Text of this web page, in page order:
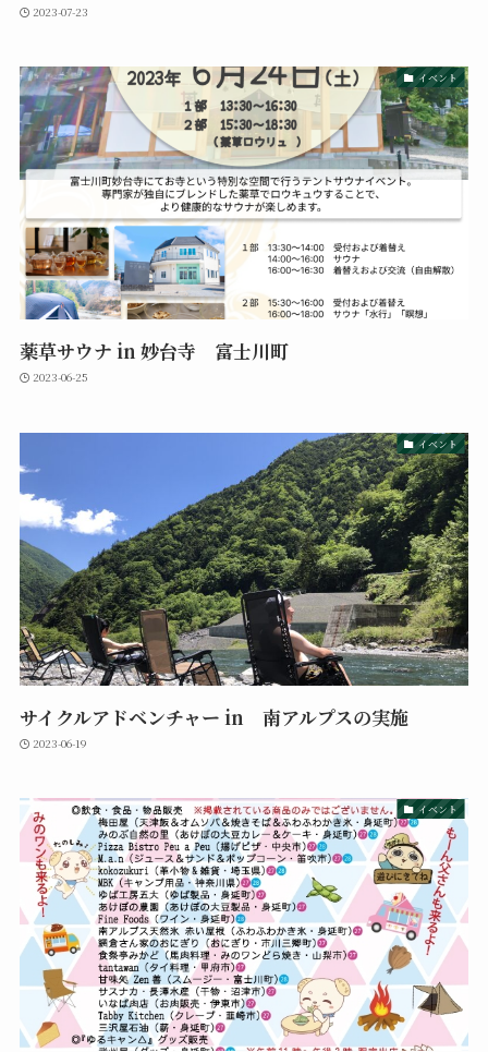
2023-07-23
イベント
薬草サウナ in 妙台寺 富士川町
2023-06-25
イベント
サイクルアドベンチャー in 南アルプスの実施
2023-06-19
イベント